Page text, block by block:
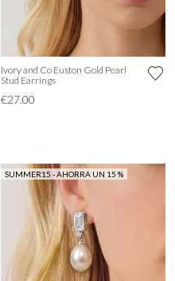
Ivory and Co Euston Gold Pearl
Stud Earrings
€27.00
SUMMER15 - AHORRA UN 15 %